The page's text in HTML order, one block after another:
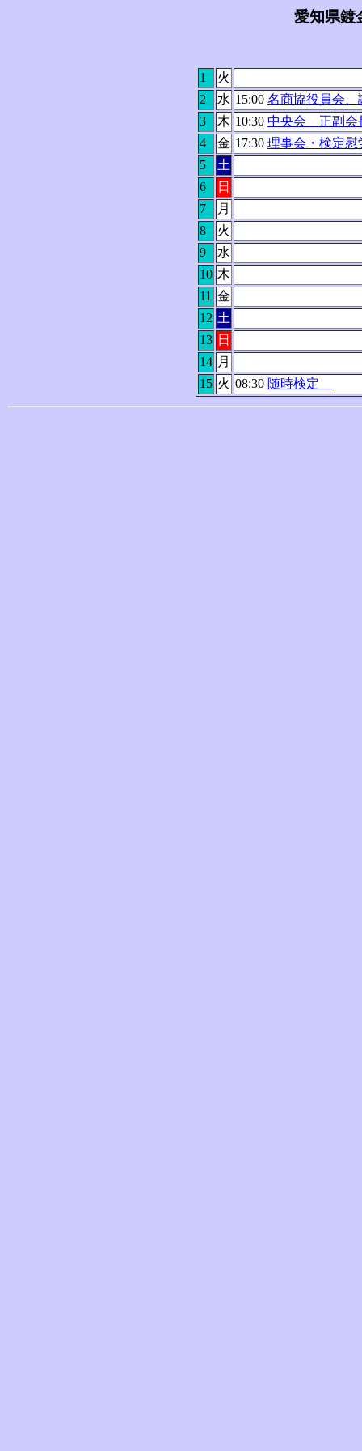
愛知県鍍
1
火
2
水 15:00 名商協役員会
3
木 10:30 中央会 正副会
4
金 17:30 理事会・検定慰
5
土
6
日
7
月
8
火
9
水
10 木
11 金
12 土
13 日
14 月
15 火 08:30 随時検定